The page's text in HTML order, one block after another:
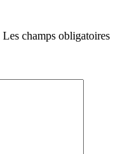
Les champs obligatoires